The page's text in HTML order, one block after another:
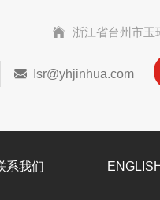
浙江省台州市玉
Isr@yhjinhua.com
系我们 ENGLISH